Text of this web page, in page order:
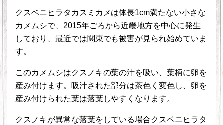
クスベニヒラタカスミカメは体長1cm満たない小さな
カメムシで、2015年ごろから近畿地方を中心に発生
しており、最近では関東でも被害が見られ始めていま
す。
このカメムシはクスノキの葉の汁を吸い、葉柄に卵を
産み付けます。吸汁された部分は茶色く変色し、卵を
産み付けられた葉は落葉しやすくなります。
クスノキが異常な落葉をしている場合クスベニヒラタ